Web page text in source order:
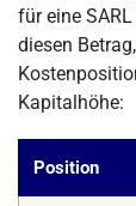
für eine
diesen
Kapitalhöhe:
Position